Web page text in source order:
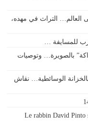
العالم… التراث في مهده،
للمسايفة …
بالصويرة… وتوصيات
الوسائطية… نقاش
Le rabbin David Pinto